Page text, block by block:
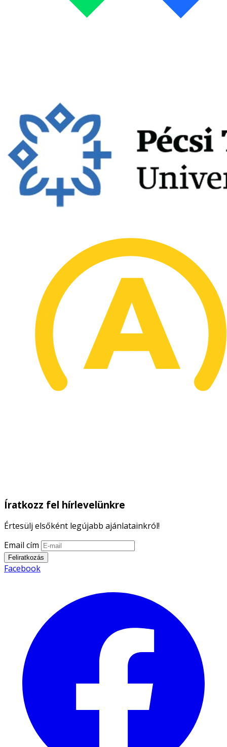
Íratkozz fel hírlevelünkre
Értesülj elsőként legújabb ajánlatainkról!
Email cím
Feliratkozás
Facebook